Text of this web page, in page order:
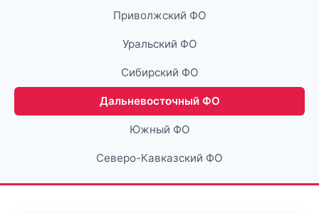
Приволжский ФО
Уральский ФО
Сибирский ФО
Дальневосточный ФО
Южный ФО
Северо-Кавказский ФО